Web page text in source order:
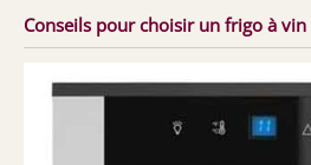
Conseils pour choisir un frigo à vin